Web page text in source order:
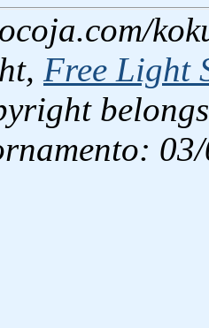
Free Light